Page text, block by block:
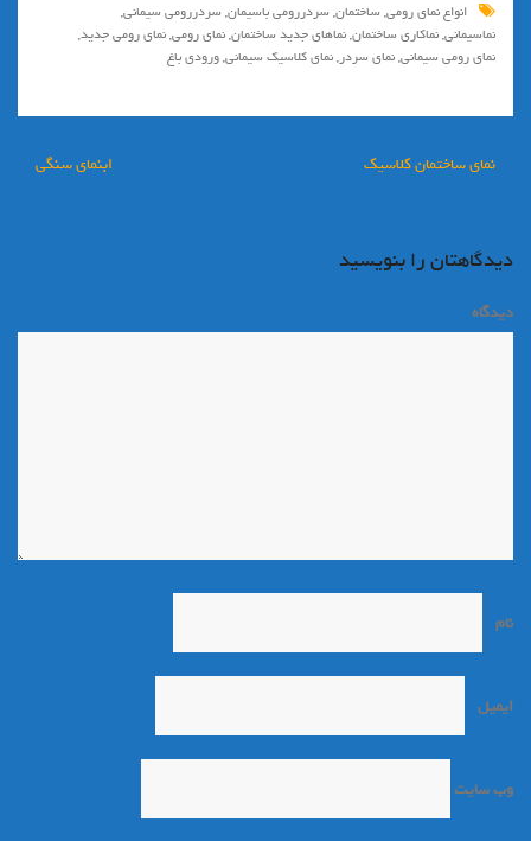
انواع نمای رومی, ساختمان, سردررومي باسيمان, سردررومي سيماني,
نماسیمانی,نماكاري ساختمان,نماهای جدید ساختمان,نماي رومي,نمای رومی جدید,
نمای رومی سیمانی,نمای سردر,نمای کلاسیک سیمانی,ورودی باغ
راهبری ابنمای سنگی نماي ساختمان كلاسيك
دیدگاهتان را بنویسید
دیدگاه
نام
ایمیل
وب‌ سایت